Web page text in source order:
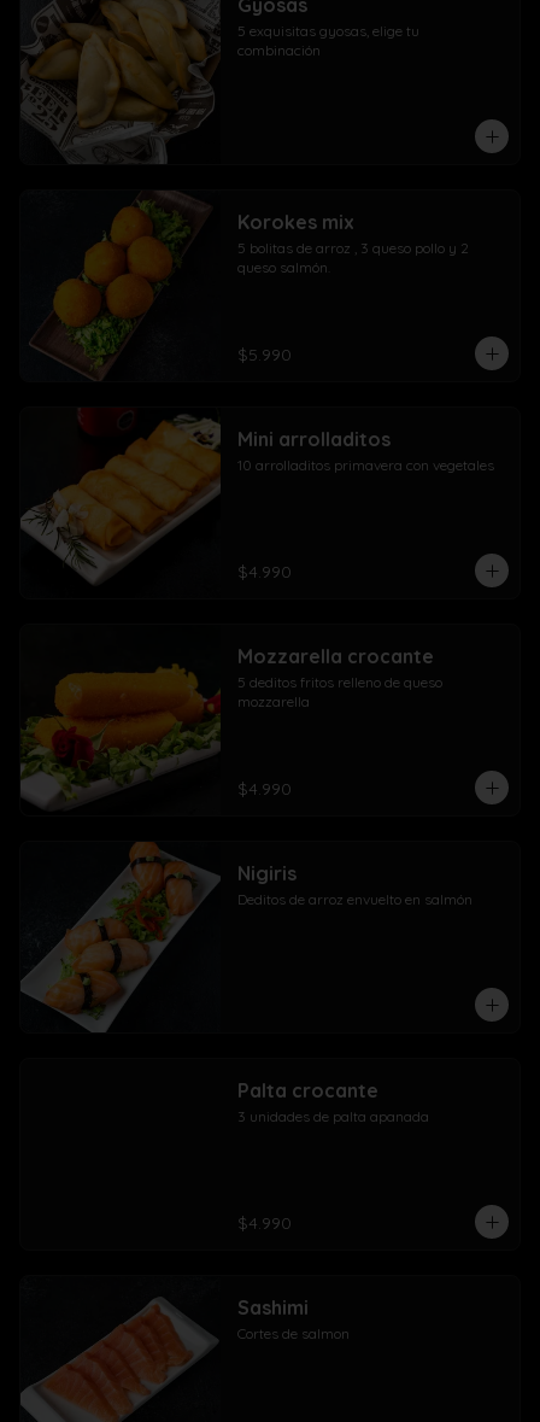
Gyosas
5 exquisitas gyosas, elige tu
combinación
Korokes mix
5 bolitas de arroz , 3 queso pollo y 2
queso salmón.
$5.990
Mini arrolladitos
10 arrolladitos primavera con vegetales
$4.990
Mozzarella crocante
5 deditos fritos relleno de queso
mozzarella
$4.990
Nigiris
Deditos de arroz envuelto en salmón
Palta crocante
3 unidades de palta apanada
$4.990
Sashimi
Cortes de salmon